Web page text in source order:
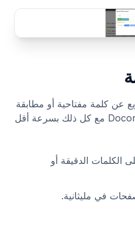
عن كلمة مفتاحية أو مطابقة
عبارة معقدة، يتعامل بحث Doconut مع كل ذلك بسرعة أقل
الكلمات الدقيقة أو
في مليثانية.